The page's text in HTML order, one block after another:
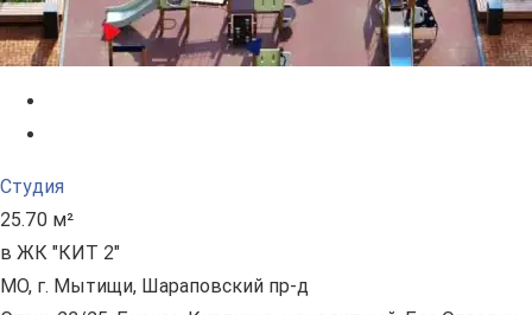
Студия
25.70 м²
в ЖК "КИТ 2"
МО, г. Мытищи, Шараповский пр-д